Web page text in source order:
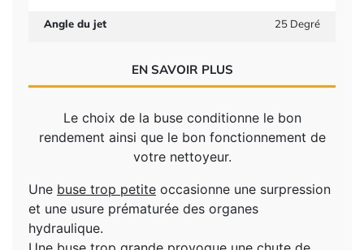
Angle du jet 25 Degré
EN SAVOIR PLUS
Le choix de la buse conditionne le bon
rendement ainsi que le bon fonctionnement de
votre nettoyeur.
Une buse trop petite occasionne une surpression
et une usure prématurée des organes
hydraulique.